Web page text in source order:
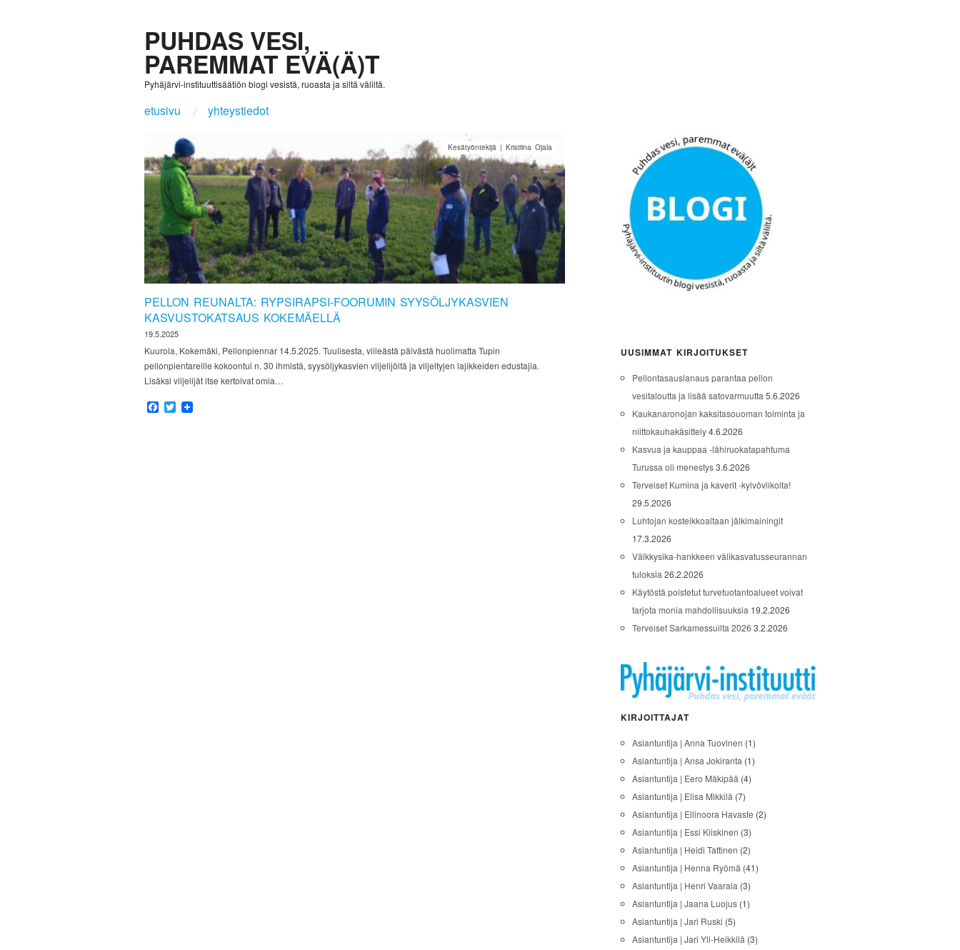
PUHDAS VESI,
PAREMMAT EVÄ(Ä)T
Pyhäjärvi-instituuttisäätiön blogi vesistä, ruoasta ja siltä väliltä.
etusivu yhteystiedot
PELLON REUNALTA: RYPSIRAPSI-FOORUMIN SYYSÖLJYKASVIEN
KASVUSTOKATSAUS KOKEMÄELLÄ
19.5.2025
Kesätyöntekijä | Kristiina Ojala
Kuurola, Kokemäki, Pellonpiennar 14.5.2025. Tuulisesta, viileästä päivästä huolimatta Tupin
pellonpientareille kokoontui n. 30 ihmistä, syysöljykasvien viljelijöitä ja viljeltyjen lajikkeiden edustajia.
Lisäksi viljelijät itse kertoivat omia…
Facebook
Twitter
UUSIMMAT KIRJOITUKSET
Pellontasauslanaus parantaa pellon
vesitaloutta ja lisää satovarmuutta 5.6.2026
Kaukanaronojan kaksitasouoman toiminta ja
niittokauhakäsittely 4.6.2026
Kasvua ja kauppaa -lähiruokatapahtuma
Turussa oli menestys 3.6.2026
Terveiset Kumina ja kaverit -kylvöviikolta!
29.5.2026
Luhtojan kosteikkoaltaan jälkimainingit
17.3.2026
Välkkysika-hankkeen välikasvatusseurannan
tuloksia 26.2.2026
Käytöstä poistetut turvetuotantoalueet voivat
tarjota monia mahdollisuuksia 19.2.2026
Terveiset Sarkamessuilta 2026 3.2.2026
KIRJOITTAJAT
Asiantuntija | Anna Tuovinen (1)
Asiantuntija | Ansa Jokiranta (1)
Asiantuntija | Eero Mäkipää (4)
Asiantuntija | Elisa Mikkilä (7)
Asiantuntija | Ellinoora Havaste (2)
Asiantuntija | Essi Kiiskinen (3)
Asiantuntija | Heidi Tattinen (2)
Asiantuntija | Henna Ryömä (41)
Asiantuntija | Henri Vaarala (3)
Asiantuntija | Jaana Luojus (1)
Asiantuntija | Jari Ruski (5)
Asiantuntija | Jari Yli-Heikkilä (3)